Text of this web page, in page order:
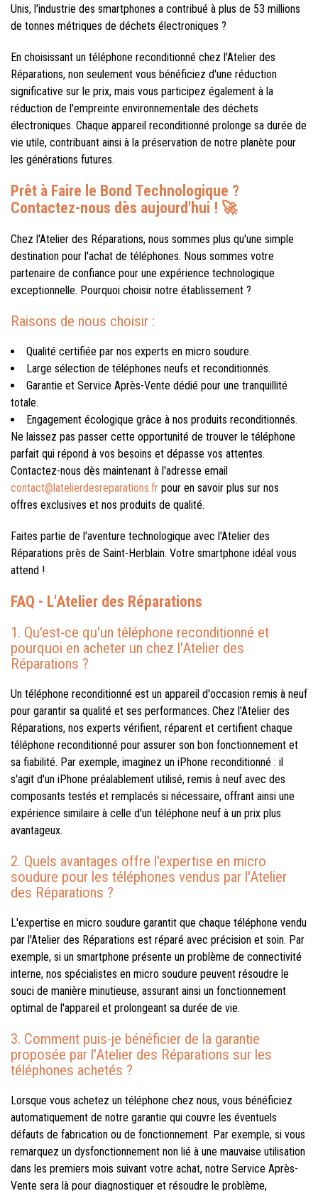
Unis, l'industrie des smartphones a contribué à plus de 53 millions
de tonnes métriques de déchets électroniques ?
En choisissant un téléphone reconditionné chez l'Atelier des
Réparations, non seulement vous bénéficiez d'une réduction
significative sur le prix, mais vous participez également à la
réduction de l'empreinte environnementale des déchets
électroniques. Chaque appareil reconditionné prolonge sa durée de
vie utile, contribuant ainsi à la préservation de notre planète pour
les générations futures.
Prêt à Faire le Bond Technologique ?
Contactez-nous dès aujourd'hui ! 🚀
Chez l'Atelier des Réparations, nous sommes plus qu'une simple
destination pour l'achat de téléphones. Nous sommes votre
partenaire de confiance pour une expérience technologique
exceptionnelle. Pourquoi choisir notre établissement ?
Raisons de nous choisir :
Qualité certifiée par nos experts en micro soudure.
Large sélection de téléphones neufs et reconditionnés.
Garantie et Service Après-Vente dédié pour une tranquillité
totale.
Engagement écologique grâce à nos produits reconditionnés.
Ne laissez pas passer cette opportunité de trouver le téléphone
parfait qui répond à vos besoins et dépasse vos attentes.
Contactez-nous dès maintenant à l'adresse email
contact@latelierdesreparations.fr pour en savoir plus sur nos
offres exclusives et nos produits de qualité.
Faites partie de l'aventure technologique avec l'Atelier des
Réparations près de Saint-Herblain. Votre smartphone idéal vous
attend !
FAQ - L'Atelier des Réparations
1. Qu'est-ce qu'un téléphone reconditionné et
pourquoi en acheter un chez l'Atelier des
Réparations ?
Un téléphone reconditionné est un appareil d'occasion remis à neuf
pour garantir sa qualité et ses performances. Chez l'Atelier des
Réparations, nos experts vérifient, réparent et certifient chaque
téléphone reconditionné pour assurer son bon fonctionnement et
sa fiabilité. Par exemple, imaginez un iPhone reconditionné : il
s'agit d'un iPhone préalablement utilisé, remis à neuf avec des
composants testés et remplacés si nécessaire, offrant ainsi une
expérience similaire à celle d'un téléphone neuf à un prix plus
avantageux.
2. Quels avantages offre l'expertise en micro
soudure pour les téléphones vendus par l'Atelier
des Réparations ?
L'expertise en micro soudure garantit que chaque téléphone vendu
par l'Atelier des Réparations est réparé avec précision et soin. Par
exemple, si un smartphone présente un problème de connectivité
interne, nos spécialistes en micro soudure peuvent résoudre le
souci de manière minutieuse, assurant ainsi un fonctionnement
optimal de l'appareil et prolongeant sa durée de vie.
3. Comment puis-je bénéficier de la garantie
proposée par l'Atelier des Réparations sur les
téléphones achetés ?
Lorsque vous achetez un téléphone chez nous, vous bénéficiez
automatiquement de notre garantie qui couvre les éventuels
défauts de fabrication ou de fonctionnement. Par exemple, si vous
remarquez un dysfonctionnement non lié à une mauvaise utilisation
dans les premiers mois suivant votre achat, notre Service Après-
Vente sera là pour diagnostiquer et résoudre le problème,